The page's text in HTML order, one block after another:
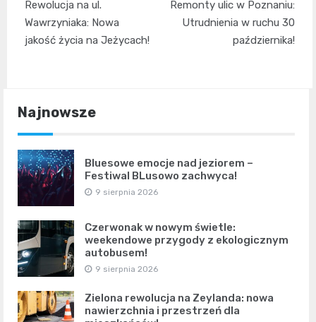
wpisu
Rewolucja na ul.
Wawrzyniaka: Nowa
jakość życia na Jeżycach!
Remonty ulic w Poznaniu:
Utrudnienia w ruchu 30
października!
Najnowsze
Bluesowe emocje nad jeziorem –
Festiwal BLusowo zachwyca!
9 sierpnia 2026
Czerwonak w nowym świetle:
weekendowe przygody z ekologicznym
autobusem!
9 sierpnia 2026
Zielona rewolucja na Zeylanda: nowa
nawierzchnia i przestrzeń dla